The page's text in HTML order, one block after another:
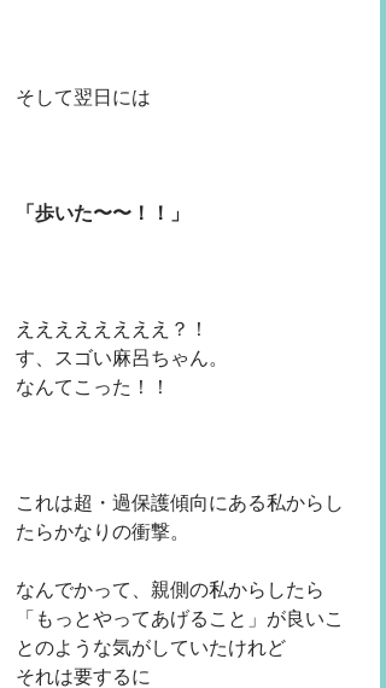
そして翌日には
「歩いた〜〜！！」
ええええええええ？！
す、スゴい麻呂ちゃん。
なんてこった！！
これは超・過保護傾向にある私からし
たらかなりの衝撃。
なんでかって、親側の私からしたら
「もっとやってあげること」が良いこ
とのような気がしていたけれど
それは要するに